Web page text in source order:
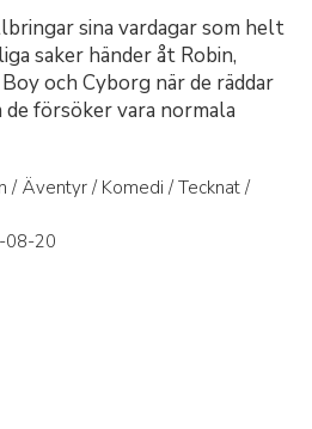
sina vardagar som helt
saker händer åt Robin,
och Cyborg när de räddar
försöker vara normala
/ Äventyr / Komedi / Tecknat /
08-20